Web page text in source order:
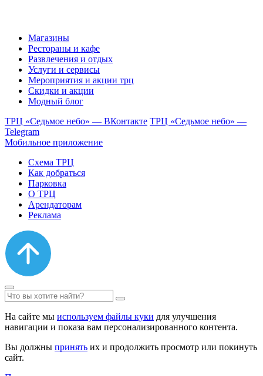
Магазины
Рестораны и кафе
Развлечения и отдых
Услуги и сервисы
Мероприятия и акции трц
Скидки и акции
Модный блог
ТРЦ «Седьмое небо» — ВКонтакте ТРЦ «Седьмое небо» —
Telegram
Мобильное приложение
Схема ТРЦ
Как добраться
Парковка
О ТРЦ
Арендаторам
Реклама
На сайте мы используем файлы куки для улучшения
навигации и показа вам персонализированного контента.
Вы должны принять их и продолжить просмотр или покинуть
сайт.